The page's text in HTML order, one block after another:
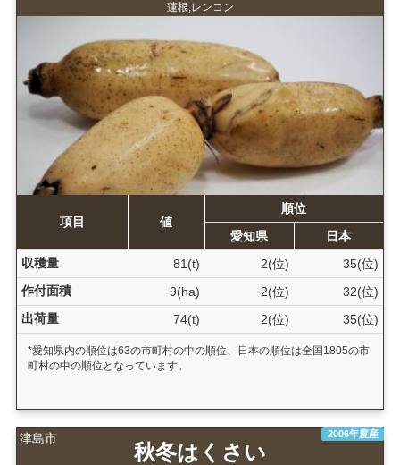
蓮根,レンコン
項目 値
順位
愛知県
日本
収穫量
81(t) 2(位)
35(位)
作付面積
9(ha) 2(位)
32(位)
出荷量
74(t) 2(位) 35(位)
*愛知県内の順位は63の市町村の中の順位、日本の順位は全国1805の市
町村の中の順位となっています。
津島市 2006年度産
秋冬はくさい